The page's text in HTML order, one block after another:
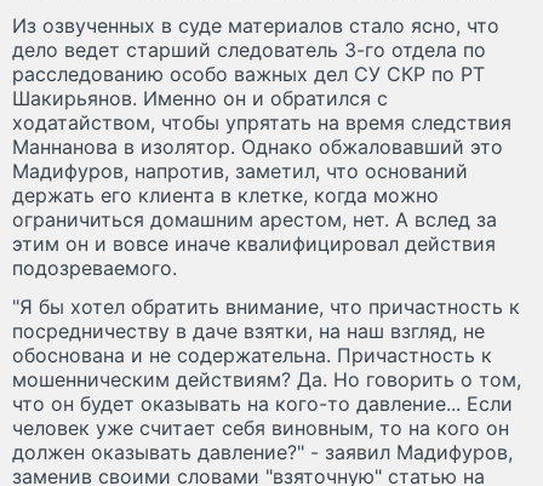
Из озвученных в суде материалов стало ясно, что
дело ведет старший следователь 3-го отдела по
расследованию особо важных дел СУ СКР по РТ
Шакирьянов. Именно он и обратился с
ходатайством, чтобы упрятать на время следствия
Маннанова в изолятор. Однако обжаловавший это
Мадифуров, напротив, заметил, что оснований
держать его клиента в клетке, когда можно
ограничиться домашним арестом, нет. А вслед за
этим он и вовсе иначе квалифицировал действия
подозреваемого.
"Я бы хотел обратить внимание, что причастность к
посредничеству в даче взятки, на наш взгляд, не
обоснована и не содержательна. Причастность к
мошенническим действиям? Да. Но говорить о том,
что он будет оказывать на кого-то давление... Если
человек уже считает себя виновным, то на кого он
должен оказывать давление?" - заявил Мадифуров,
заменив своими словами "взяточную" статью на